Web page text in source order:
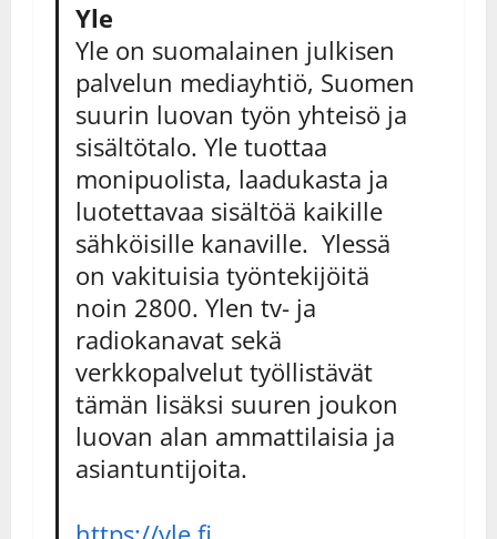
Yle
Yle on suomalainen julkisen
palvelun mediayhtiö, Suomen
suurin luovan työn yhteisö ja
sisältötalo. Yle tuottaa
monipuolista, laadukasta ja
luotettavaa sisältöä kaikille
sähköisille kanaville. Ylessä
on vakituisia työntekijöitä
noin 2800. Ylen tv- ja
radiokanavat sekä
verkkopalvelut työllistävät
tämän lisäksi suuren joukon
luovan alan ammattilaisia ja
asiantuntijoita.